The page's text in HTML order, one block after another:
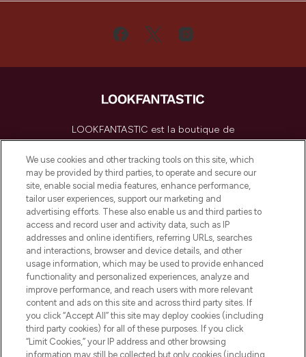
LOOKFANTASTIC est la boutique de
beauté incontournable en Europe,
proposant les meilleurs produits de soins
de la peau, des cheveux et de maquillage
de plus de 200 marques prestigieuses.
Faites vos achats en ligne ou via
l’application, avec la livraison offerte dès
55€ d'achat.
Consentement aux cookies
Do Not Sell or Share My Personal
Information
AIDE ET INFORMATIONS
We use cookies and other tracking tools on this site, which
may be provided by third parties, to operate and secure our
site, enable social media features, enhance performance,
tailor user experiences, support our marketing and
advertising efforts. These also enable us and third parties to
access and record user and activity data, such as IP
addresses and online identifiers, referring URLs, searches
and interactions, browser and device details, and other
usage information, which may be used to provide enhanced
functionality and personalized experiences, analyze and
improve performance, and reach users with more relevant
content and ads on this site and across third party sites. If
you click “Accept All” this site may deploy cookies (including
third party cookies) for all of these purposes. If you click
“Limit Cookies,” your IP address and other browsing
information may still be collected but only cookies (including